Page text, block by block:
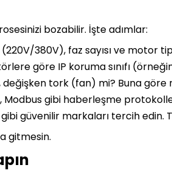
bozabilir. İşte adımlar:
380V), faz sayısı ve motor
göre IP koruma sınıfı
tork (fan) mi? Buna göre
Modbus gibi haberleşme
güvenilir markaları tercih edin.
gitmesin.